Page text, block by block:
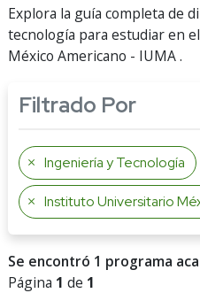
Explora la guía completa de
tecnología para estudiar en
México Americano - IUMA .
Filtrado Por
Ingeniería y Tecnología
Instituto Universitario
Se encontró 1 programa
Página 1 de 1